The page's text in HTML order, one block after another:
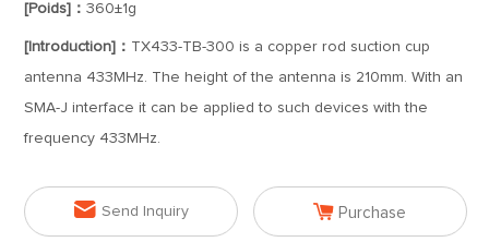
[Poids]：360±1g
[Introduction]： TX433-TB-300 is a copper rod suction cup
antenna 433MHz. The height of the antenna is 210mm. With an
SMA-J interface it can be applied to such devices with the
frequency 433MHz.
 Send Inquiry  Purchase